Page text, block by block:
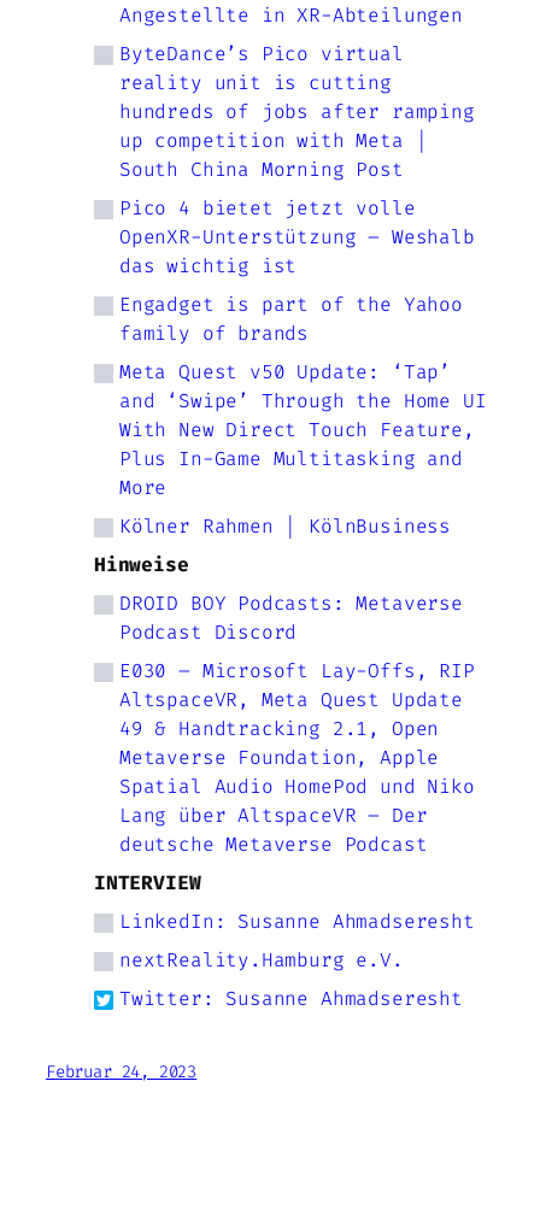
Angestellte in XR-Abteilungen
ByteDance’s Pico virtual
reality unit is cutting
hundreds of jobs after ramping
up competition with Meta |
South China Morning Post
Pico 4 bietet jetzt volle
OpenXR-Unterstützung – Weshalb
das wichtig ist
Engadget is part of the Yahoo
family of brands
Meta Quest v50 Update: ‘Tap’
and ‘Swipe’ Through the Home UI
With New Direct Touch Feature,
Plus In-Game Multitasking and
More
Kölner Rahmen | KölnBusiness
Hinweise
DROID BOY Podcasts: Metaverse
Podcast Discord
E030 – Microsoft Lay-Offs, RIP
AltspaceVR, Meta Quest Update
49 & Handtracking 2.1, Open
Metaverse Foundation, Apple
Spatial Audio HomePod und Niko
Lang über AltspaceVR – Der
deutsche Metaverse Podcast
INTERVIEW
LinkedIn: Susanne Ahmadseresht
nextReality.Hamburg e.V.
Twitter: Susanne Ahmadseresht
Februar 24, 2023